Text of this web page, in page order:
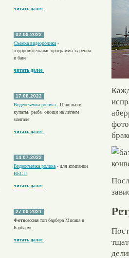
читать далее
02.09.2022
Съемка видеоролика-
оздоровительные программы парения
в бане
читать далее
17.08.2022
Видеосъемка ролика- Шашлыки,
купаты, рыба, овощи на летнем
мангале
читать далее
14.07.2022
Видеосъемка ролика- для компании
ВЕСП
читать далее
27.09.2021
Фотосессия топ барбера Мисака в
Барбарус
читать далее